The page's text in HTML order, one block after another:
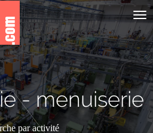
le
- menuiserie
par activité